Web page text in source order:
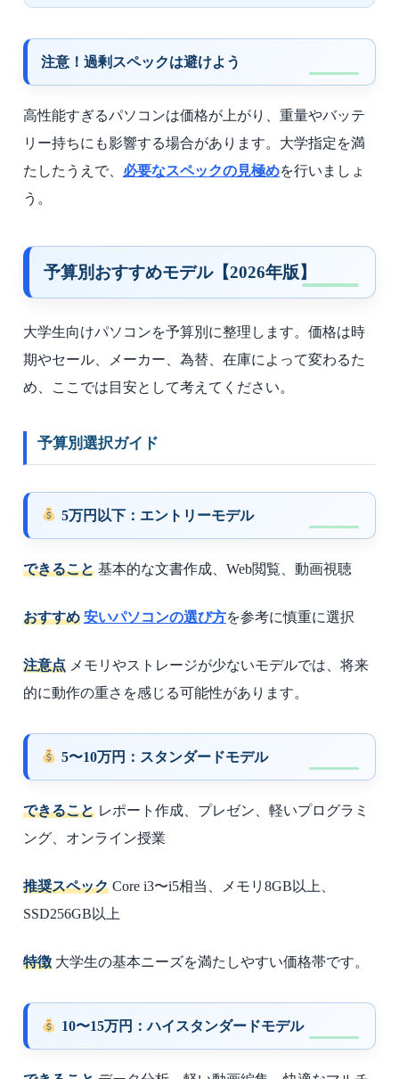
注意！過剰スペックは避けよう
高性能すぎるパソコンは価格が上がり、重量やバッテ
リー持ちにも影響する場合があります。大学指定を満
たしたうえで、 必要なスペックの見極めを行いましょ
う。
予算別おすすめモデル【2026年版】
大学生向けパソコンを予算別に整理します。価格は時
期やセール、メーカー、為替、在庫によって変わるた
め、ここでは目安として考えてください。
予算別選択ガイド
5万円以下：エントリーモデル
できること 基本的な文書作成、Web閲覧、動画視聴
おすすめ 安いパソコンの選び方を参考に慎重に選択
注意点 メモリやストレージが少ないモデルでは、将来
的に動作の重さを感じる可能性があります。
5〜10万円：スタンダードモデル
できること レポート作成、プレゼン、軽いプログラミ
ング、オンライン授業
推奨スペック Core i3〜i5相当、メモリ8GB以上、
SSD256GB以上
特徴 大学生の基本ニーズを満たしやすい価格帯です。
10〜15万円：ハイスタンダードモデル